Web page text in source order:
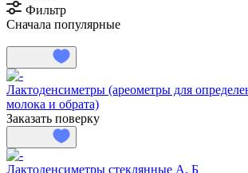
Фильтр
Сначала популярные
Лактоденсиметры (ареометры для
молока и обрата)
Заказать поверку
Лактоденсиметры стеклянные А, Б